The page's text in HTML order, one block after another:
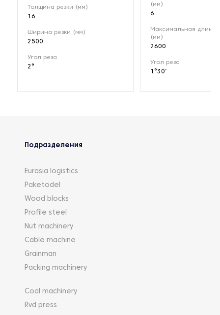
Толщина резки (мм)
16
Ширина резки (мм)
2500
Угол реза
2°
(мм)
6
Максимальная длина
(мм)
2600
Угол реза
1°30′
Подразделения
Eurasia logistics
Paketodel
Wood blocks
Profile steel
Nut machinery
Cable machine
Grainman
Packing machinery
Coal machinery
Rvd press